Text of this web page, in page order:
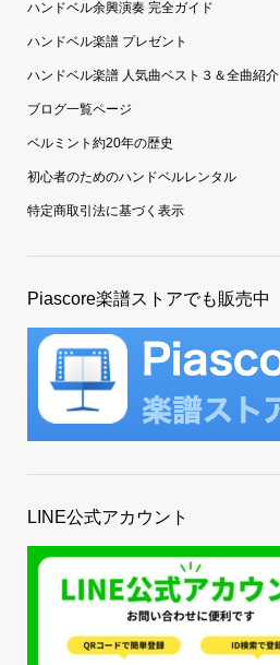
ハンドベル余興演奏 完全ガイド
ハンドベル楽譜 プレゼント
ハンドベル楽譜 人気曲ベスト３＆全曲紹介
ブログ一覧ページ
ベルミント約20年の歴史
初心者のためのハンドベルレンタル
特定商取引法に基づく表示
Piascore楽譜ストアでも販売中
LINE公式アカウント